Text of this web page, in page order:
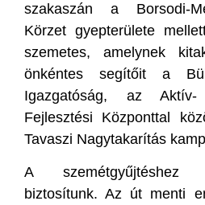
szakaszán a Borsodi-
Körzet gyepterülete
szemetes, amelynek
önkéntes segítőit a
Igazgatóság, az
Fejlesztési Központtal
Tavaszi Nagytakarítás
A szemétgyűjtéshez
biztosítunk. Az út menti